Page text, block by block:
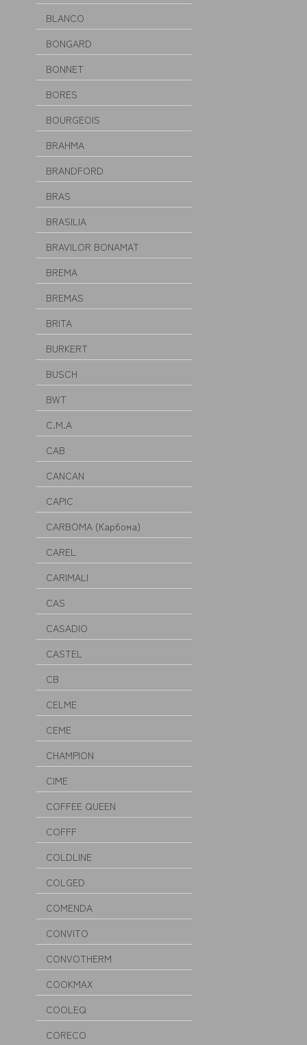
BLANCO
BONGARD
BONNET
BORES
BOURGEOIS
BRAHMA
BRANDFORD
BRAS
BRASILIA
BRAVILOR BONAMAT
BREMA
BREMAS
BRITA
BURKERT
BUSCH
BWT
C.M.A
CAB
CANCAN
CAPIC
CARBOMA (Карбома)
CAREL
CARIMALI
CAS
CASADIO
CASTEL
CB
CELME
CEME
CHAMPION
CIME
COFFEE QUEEN
COFFF
COLDLINE
COLGED
COMENDA
CONVITO
CONVOTHERM
COOKMAX
COOLEQ
CORECO